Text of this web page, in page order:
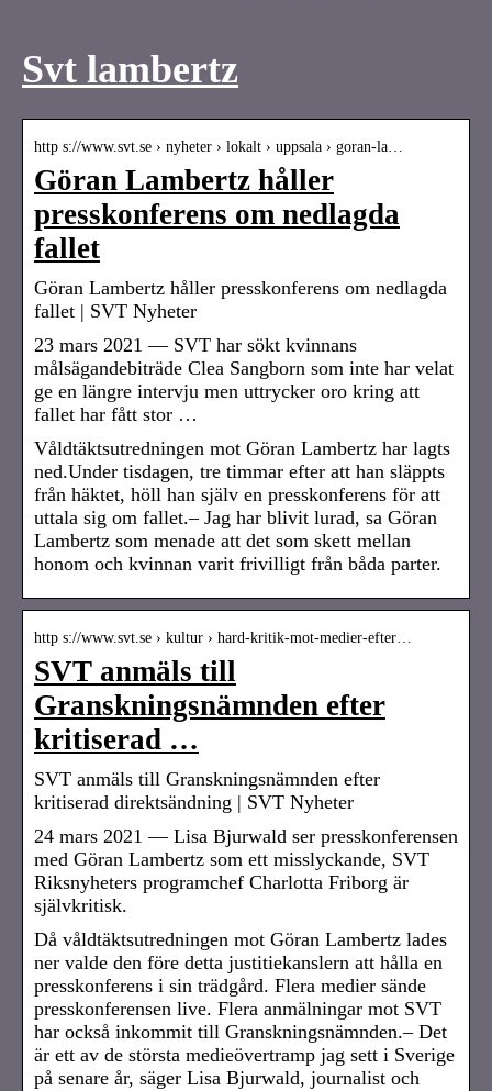
Svt lambertz
http s://www.svt.se › nyheter › lokalt › uppsala › goran-la…
Göran Lambertz håller
presskonferens om nedlagda
fallet
Göran Lambertz håller presskonferens om nedlagda
fallet | SVT Nyheter
23 mars 2021 — SVT har sökt kvinnans
målsägandebiträde Clea Sangborn som inte har velat
ge en längre intervju men uttrycker oro kring att
fallet har fått stor …
Våldtäktsutredningen mot Göran Lambertz har lagts
ned.Under tisdagen, tre timmar efter att han släppts
från häktet, höll han själv en presskonferens för att
uttala sig om fallet.– Jag har blivit lurad, sa Göran
Lambertz som menade att det som skett mellan
honom och kvinnan varit frivilligt från båda parter.
http s://www.svt.se › kultur › hard-kritik-mot-medier-efter…
SVT anmäls till
Granskningsnämnden efter
kritiserad …
SVT anmäls till Granskningsnämnden efter
kritiserad direktsändning | SVT Nyheter
24 mars 2021 — Lisa Bjurwald ser presskonferensen
med Göran Lambertz som ett misslyckande, SVT
Riksnyheters programchef Charlotta Friborg är
självkritisk.
Då våldtäktsutredningen mot Göran Lambertz lades
ner valde den före detta justitiekanslern att hålla en
presskonferens i sin trädgård. Flera medier sände
presskonferensen live. Flera anmälningar mot SVT
har också inkommit till Granskningsnämnden.– Det
är ett av de största medieövertramp jag sett i Sverige
på senare år, säger Lisa Bjurwald, journalist och